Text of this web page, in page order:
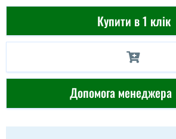
Купити в 1 клік
Допомога менеджера